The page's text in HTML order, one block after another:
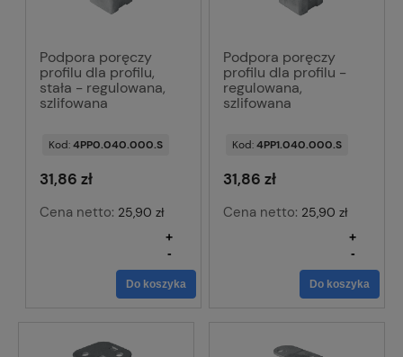
Podpora poręczy
profilu dla profilu,
stała - regulowana,
szlifowana
Kod:4PP0.040.000.S
31,86 zł
Cena netto: 25,90 zł
-
+
Do koszyka
Podpora poręczy
profilu dla profilu -
regulowana,
szlifowana
Kod:4PP1.040.000.S
31,86 zł
Cena netto: 25,90 zł
-
+
Do koszyka